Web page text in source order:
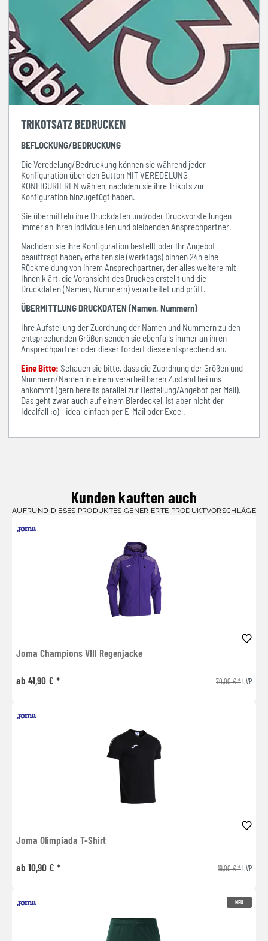
TRIKOTSATZ BEDRUCKEN
BEFLOCKUNG/BEDRUCKUNG
Die Veredelung/Bedruckung können sie während jeder
Konfiguration über den Button MIT VEREDELUNG
KONFIGURIEREN wählen, nachdem sie ihre Trikots zur
Konfiguration hinzugefügt haben.
Sie übermitteln ihre Druckdaten und/oder Druckvorstellungen
immeran ihren individuellen und bleibenden Ansprechpartner.
Nachdem sie ihre Konfiguration bestellt oder Ihr Angebot
beauftragt haben, erhalten sie (werktags) binnen 24h eine
Rückmeldung von ihrem Ansprechpartner, der alles weitere mit
Ihnen klärt, die Voransicht des Druckes erstellt und die
Druckdaten (Namen, Nummern) verarbeitet und prüft.
ÜBERMITTLUNG DRUCKDATEN (Namen, Nummern)
Ihre Aufstellung der Zuordnung der Namen und Nummern zu den
entsprechenden Größen senden sie ebenfalls immer an ihren
Ansprechpartner oder dieser fordert diese entsprechend an.
Eine Bitte: Schauen sie bitte, dass die Zuordnung der Größen und
Nummern/Namen in einem verarbeitbaren Zustand bei uns
ankommt (gern bereits parallel zur Bestellung/Angebot per Mail).
Das geht zwar auch auf einem Bierdeckel, ist aber nicht der
Idealfall ;o) - ideal einfach per E-Mail oder Excel.
Kunden kauften auch
AUFRUND DIESES PRODUKTES GENERIERTE PRODUKTVORSCHLÄGE
Joma Champions VIII Regenjacke
ab 41,90 € * 70,00 € *UVP
Joma Olimpiada T-Shirt
ab 10,90 € * 19,00 € *UVP
NEU